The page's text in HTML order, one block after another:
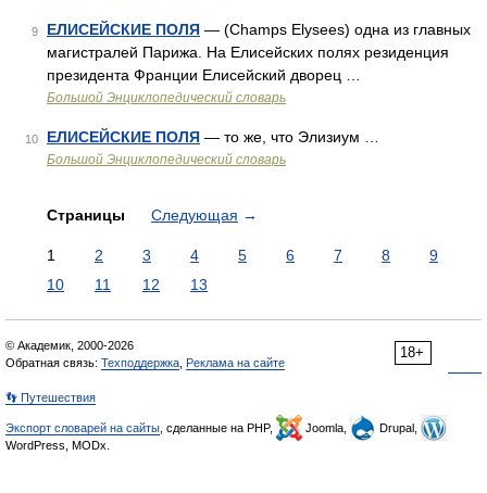
9 ЕЛИСЕЙСКИЕ ПОЛЯ — (Champs Elysees) одна из главных
магистралей Парижа. На Елисейских полях резиденция
президента Франции Елисейский дворец …
Большой Энциклопедический словарь
10 ЕЛИСЕЙСКИЕ ПОЛЯ — то же, что Элизиум …
Большой Энциклопедический словарь
Страницы Следующая →
1 2 3 4 5 6 7 8
9
10
11 12 13
18+
© Академик, 2000-2026
Обратная связь: Техподдержка Реклама на сайте
👣 Путешествия
Экспорт словарей на сайты , сделанные на PHP, Joomla,
Drupal,
WordPress, MODx.